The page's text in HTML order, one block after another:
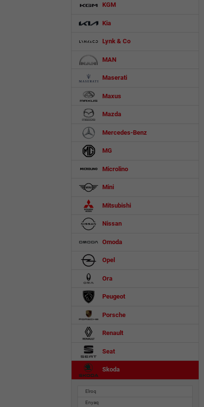
KGM
Kia
Lynk & Co
MAN
Maserati
Maxus
Mazda
Mercedes-Benz
MG
Microlino
Mini
Mitsubishi
Nissan
Omoda
Opel
Ora
Peugeot
Porsche
Renault
Seat
Skoda
Elroq
Enyaq